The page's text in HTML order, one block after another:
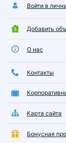
Войти в
Добавить
О нас
Контакты
Карта сайта
Бонусная